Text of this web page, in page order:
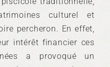
culturel et
percheron. En effet,
intérêt financier ces
a provoqué un